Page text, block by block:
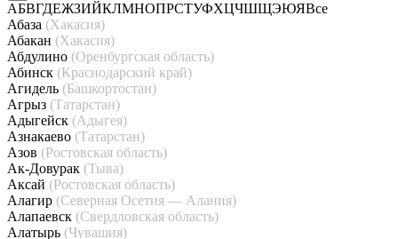
АБВГДЕЖЗИЙКЛМНОПРСТУФХЦЧШЩЭЮЯВсе
Абаза (Хакасия)
Абакан (Хакасия)
Абдулино (Оренбургская область)
Абинск (Краснодарский край)
Агидель (Башкортостан)
Агрыз (Татарстан)
Адыгейск (Адыгея)
Азнакаево (Татарстан)
Азов (Ростовская область)
Ак-Довурак (Тыва)
Аксай (Ростовская область)
Алагир (Северная Осетия — Алания)
Алапаевск (Свердловская область)
Алатырь (Чувашия)